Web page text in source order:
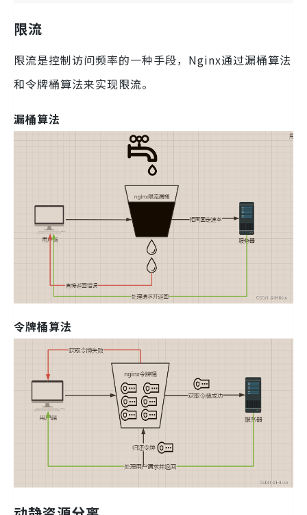
限流
限流是控制访问频率的一种手段，Nginx通过漏桶算法
和令牌桶算法来实现限流。
漏桶算法
令牌桶算法